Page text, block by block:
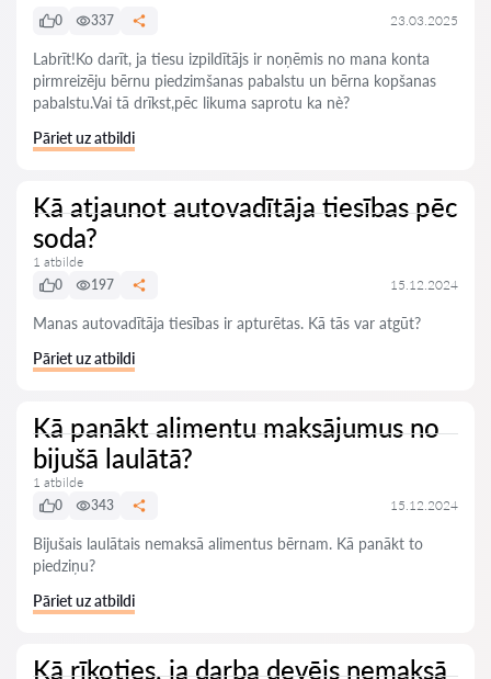
0 337 23.03.2025
Labrīt!Ko darīt, ja tiesu izpildītājs ir noņēmis no mana konta
pirmreizēju bērnu piedzimšanas pabalstu un bērna kopšanas
pabalstu.Vai tā drīkst,pēc likuma saprotu ka nè?
Pāriet uz atbildi
Kā atjaunot autovadītāja tiesības pēc
soda?
1 atbilde
0
197 15.12.2024
Manas autovadītāja tiesības ir apturētas. Kā tās var atgūt?
Pāriet uz atbildi
Kā panākt alimentu maksājumus no
bijušā laulātā?
1 atbilde
0
343 15.12.2024
Bijušais laulātais nemaksā alimentus bērnam. Kā panākt to
piedziņu?
Pāriet uz atbildi
Kā rīkoties, ja darba devējs nemaksā